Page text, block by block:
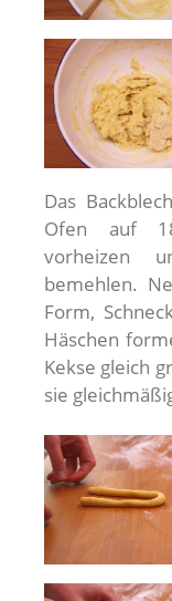
Das
Ofen auf
vorheizen
bemehlen.
Form,
Häschen
Kekse gleich
sie